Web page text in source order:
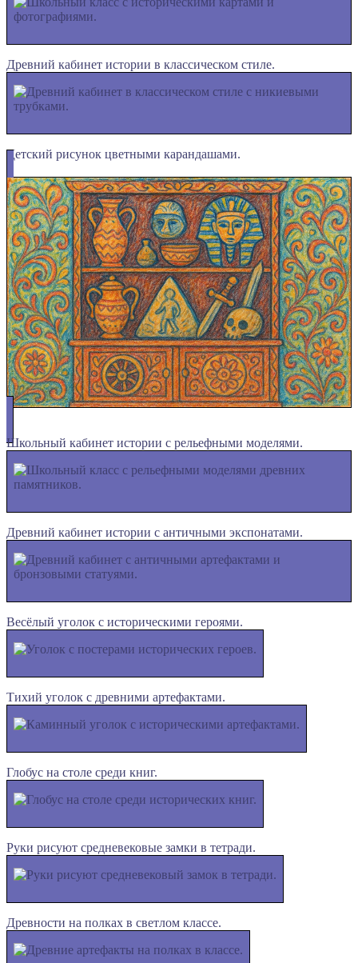
Древний кабинет истории в классическом стиле.
Детский рисунок цветными карандашами.
Школьный кабинет истории с рельефными моделями.
Древний кабинет истории с античными экспонатами.
Весёлый уголок с историческими героями.
Тихий уголок с древними артефактами.
Глобус на столе среди книг.
Руки рисуют средневековые замки в тетради.
Древности на полках в светлом классе.